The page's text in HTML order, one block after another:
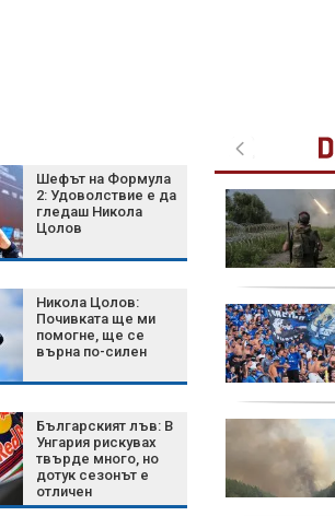
Шефът на Формула
2: Удоволствие е да
гледаш Никола
Цолов
Никола Цолов:
Почивката ще ми
помогне, ще се
върна по-силен
Българският лъв: В
Унгария рискувах
твърде много, но
дотук сезонът е
отличен
Акция на НАП и
"Гранична полиция" по
границите: Под
ударите са месо,
Местни жители:
Младежите в Банско
бяха шумни и
Повдигнаха обвинение
на бившия директор
на ВиК-Бургас